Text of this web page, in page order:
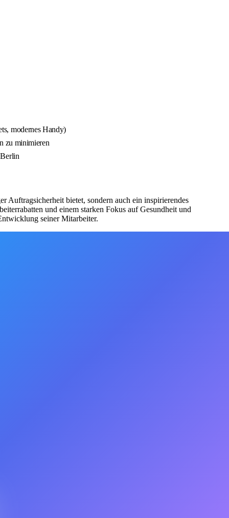
modernes Handy)
zu minimieren
Auftragsicherheit bietet, sondern auch ein inspirierendes
und einem starken Fokus auf Gesundheit und
seiner Mitarbeiter.